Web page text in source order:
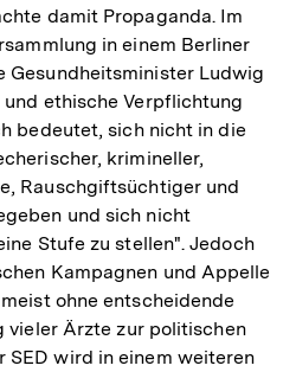
damit Propaganda. Im
in einem Berliner
Gesundheitsminister Ludwig
ethische Verpflichtung
bedeutet, sich nicht in die
krimineller,
Rauschgiftsüchtiger und
und sich nicht
Stufe zu stellen". Jedoch
Kampagnen und Appelle
ohne entscheidende
vieler Ärzte zur politischen
SED wird in einem weiteren